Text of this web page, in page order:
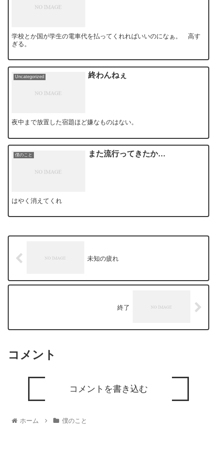
学校とか国が学生の電車代を払ってくれればいいのになぁ。 高す
ぎる。
Uncategorized 終わんねぇ
夜中まで放置した宿題ほど嫌なものはない。
僕のこと また流行ってきたか…
はやく消えてくれ
未知の疲れ
終了
コメント
コメントを書き込む
ホーム 僕のこと